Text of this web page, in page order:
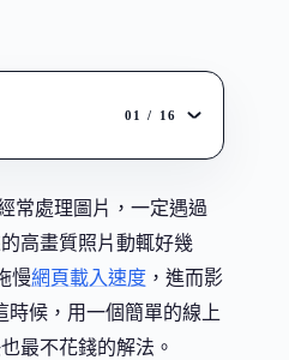
01 / 16
常處理圖片，一定遇過
高畫質照片動輒好幾
慢網頁載入速度 ，進而影
時候，用一個簡單的線上
最不花錢的解法。